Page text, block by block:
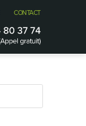
CONTACT